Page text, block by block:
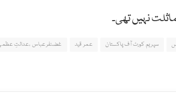
نہیں تھی۔
سپریم کورٹ آف پاکستان عمر قید
غضنفرعباس ،عدالتِ